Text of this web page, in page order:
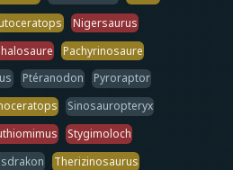
Nigersaurus
Pachyrinosaure
Ptéranodon
Pyroraptor
Sinosauropteryx
Stygimoloch
Therizinosaurus